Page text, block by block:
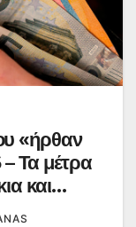
«ήρθαν
– Τα μέτρα
και